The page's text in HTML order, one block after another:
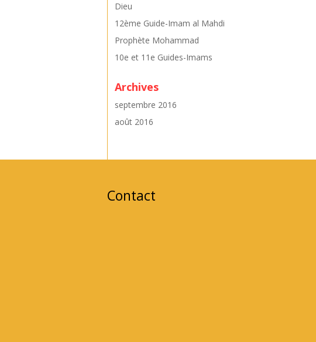
Dieu
12ème Guide-Imam al Mahdi
Prophète Mohammad
10e et 11e Guides-Imams
Archives
septembre 2016
août 2016
Contact